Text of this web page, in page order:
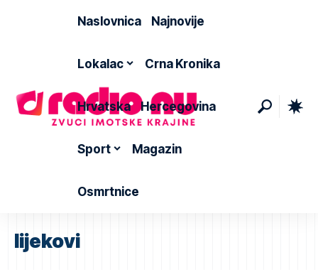
Naslovnica Najnovije
Lokalac Crna Kronika
Hrvatska Hercegovina
Sport Magazin
Osmrtnice
lijekovi